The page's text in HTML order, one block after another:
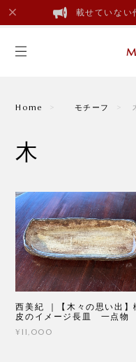
載せていない
Home モチーフ
木
西美紀 ｜【木々の思い出】
皮のイメージ長皿 一点物
¥11,000